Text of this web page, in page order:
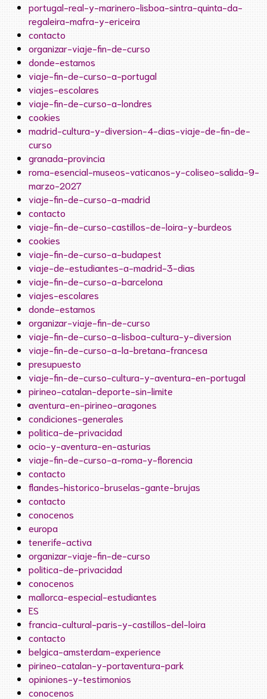
portugal-real-y-marinero-lisboa-sintra-quinta-da-
regaleira-mafra-y-ericeira
contacto
organizar-viaje-fin-de-curso
donde-estamos
viaje-fin-de-curso-a-portugal
viajes-escolares
viaje-fin-de-curso-a-londres
cookies
madrid-cultura-y-diversion-4-dias-viaje-de-fin-de-
curso
granada-provincia
roma-esencial-museos-vaticanos-y-coliseo-salida-9-
marzo-2027
viaje-fin-de-curso-a-madrid
contacto
viaje-fin-de-curso-castillos-de-loira-y-burdeos
cookies
viaje-fin-de-curso-a-budapest
viaje-de-estudiantes-a-madrid-3-dias
viaje-fin-de-curso-a-barcelona
viajes-escolares
donde-estamos
organizar-viaje-fin-de-curso
viaje-fin-de-curso-a-lisboa-cultura-y-diversion
viaje-fin-de-curso-a-la-bretana-francesa
presupuesto
viaje-fin-de-curso-cultura-y-aventura-en-portugal
pirineo-catalan-deporte-sin-limite
aventura-en-pirineo-aragones
condiciones-generales
politica-de-privacidad
ocio-y-aventura-en-asturias
viaje-fin-de-curso-a-roma-y-florencia
contacto
flandes-historico-bruselas-gante-brujas
contacto
conocenos
europa
tenerife-activa
organizar-viaje-fin-de-curso
politica-de-privacidad
conocenos
mallorca-especial-estudiantes
ES
francia-cultural-paris-y-castillos-del-loira
contacto
belgica-amsterdam-experience
pirineo-catalan-y-portaventura-park
opiniones-y-testimonios
conocenos